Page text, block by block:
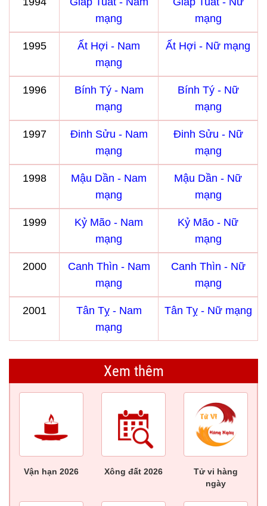
mạng
mạng
1995
Ất Hợi - Nam
mạng
Ất Hợi - Nữ mạng
1996
Bính Tý - Nam
mạng
Bính Tý - Nữ
mạng
1997
Đinh Sửu - Nam
mạng
Đinh Sửu - Nữ
mạng
1998
Mậu Dần - Nam
mạng
Mậu Dần - Nữ
mạng
1999
Kỷ Mão - Nam
mạng
Kỷ Mão - Nữ
mạng
2000
Canh Thìn - Nam
mạng
Canh Thìn - Nữ
mạng
2001
Tân Tỵ - Nam
mạng
Tân Tỵ - Nữ mạng
Xem thêm
Vận hạn 2026 Xông đất 2026
Tử vi hàng
ngày